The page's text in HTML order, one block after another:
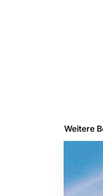
Weitere